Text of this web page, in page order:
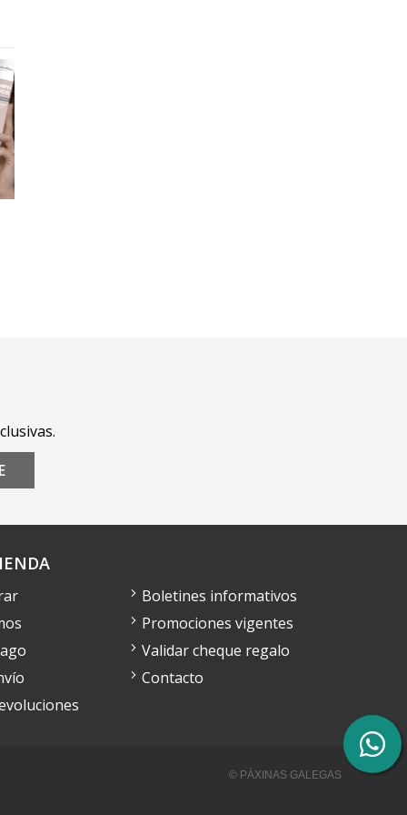
Boletines informativos
Promociones vigentes
Validar cheque regalo
Contacto
© PÁXINAS GALEGAS